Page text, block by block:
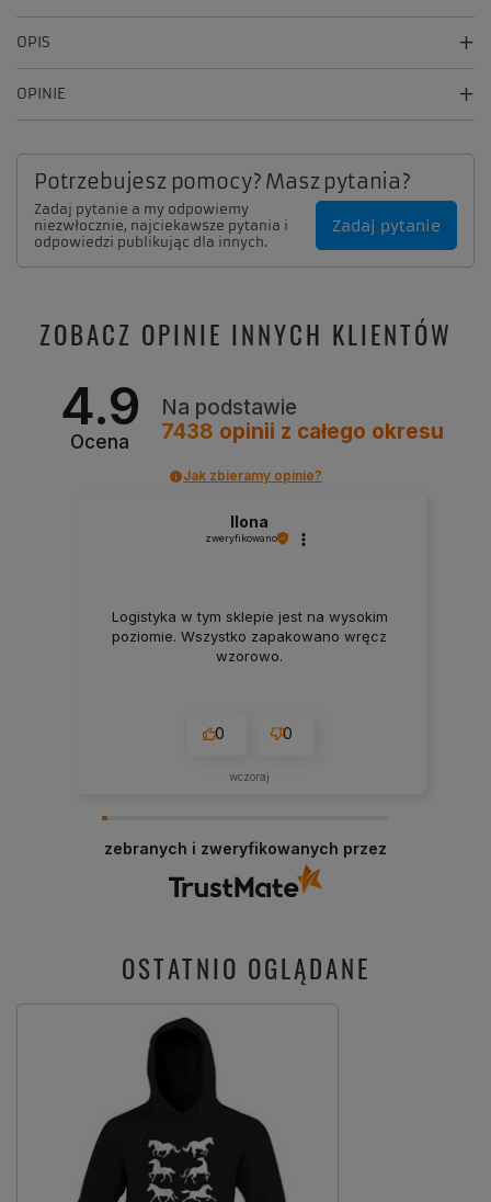
OPIS
OPINIE
Potrzebujesz pomocy? Masz pytania?
Zadaj pytanie a my odpowiemy
niezwłocznie, najciekawsze pytania i
odpowiedzi publikując dla innych.
Zadaj pytanie
ZOBACZ OPINIE INNYCH KLIENTÓW
4.9
Ocena
Na podstawie
7438 opinii z całego okresu
Jak zbieramy opinie?
Ilona
zweryfikowano
Logistyka w tym sklepie jest na wysokim
poziomie. Wszystko zapakowano wręcz
wzorowo.
0 0
wczoraj
zebranych i zweryfikowanych przez
OSTATNIO OGLĄDANE